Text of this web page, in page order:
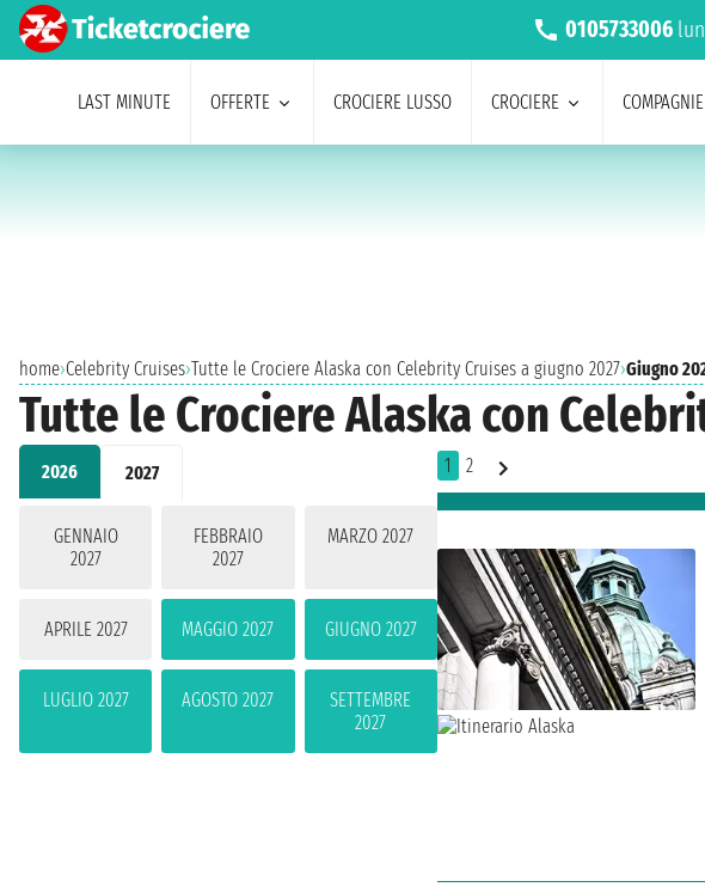
0105733006
LAST MINUTE OFFERTE CROCIERE LUSSO CROCIERE COMPAGNIE
home›Celebrity Cruises›Tutte le Crociere Alaska con Celebrity Cruises a giugno 2027›Giugno
Tutte le Crociere Alaska con
2026 2027
GENNAIO
2027
FEBBRAIO
2027
MARZO 2027
APRILE 2027 MAGGIO 2027 GIUGNO 2027
LUGLIO 2027 AGOSTO 2027
SETTEMBRE
2027
1 2